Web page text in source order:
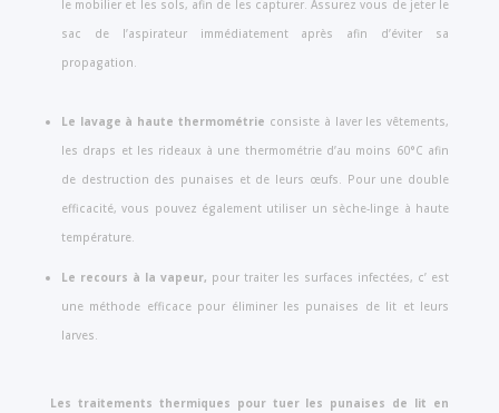
le mobilier et les sols, afin de les capturer. Assurez vous de jeter le
sac de l’aspirateur immédiatement après afin d’éviter sa
propagation.
Le lavage à haute thermométrie consiste à laver les vêtements,
les draps et les rideaux à une thermométrie d’au moins 60°C afin
de destruction des punaises et de leurs œufs. Pour une double
efficacité, vous pouvez également utiliser un sèche-linge à haute
température.
Le recours à la vapeur, pour traiter les surfaces infectées, c’ est
une méthode efficace pour éliminer les punaises de lit et leurs
larves.
Les traitements thermiques pour tuer les punaises de lit en